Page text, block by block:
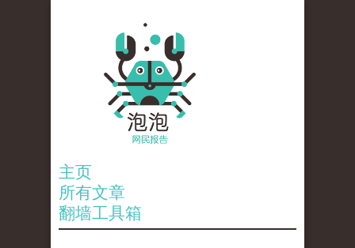
主页
所有文章
翻墙工具箱